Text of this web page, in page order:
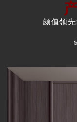
颜值领